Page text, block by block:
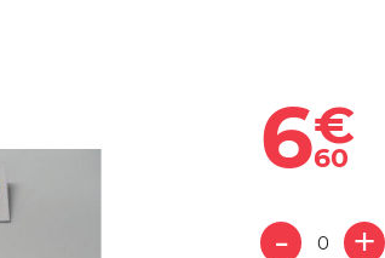
6€
60